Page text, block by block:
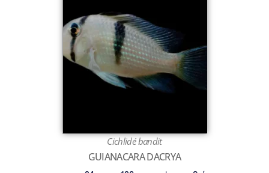
Cichlidé bandit
GUIANACARA DACRYA